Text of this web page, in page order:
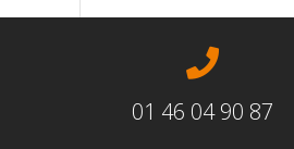

01 46 04 90 87